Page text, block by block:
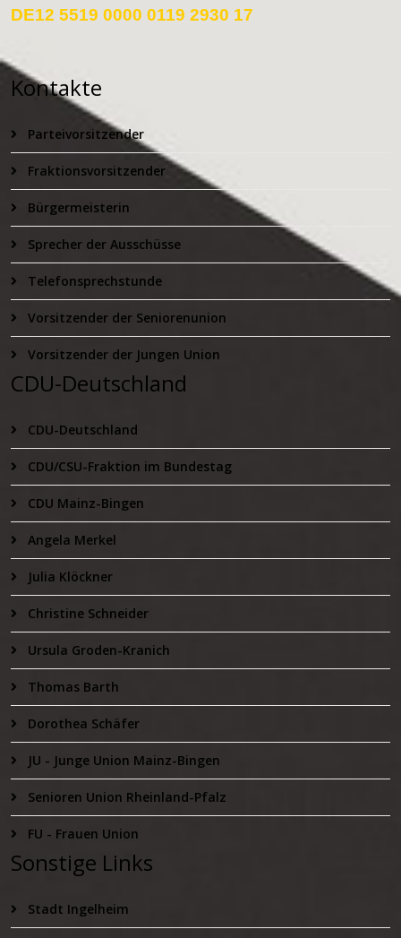
DE12 5519 0000 0119 2930 17
Kontakte
Parteivorsitzender
Fraktionsvorsitzender
Bürgermeisterin
Sprecher der Ausschüsse
Telefonsprechstunde
Vorsitzender der Seniorenunion
Vorsitzender der Jungen Union
CDU-Deutschland
CDU-Deutschland
CDU/CSU-Fraktion im Bundestag
CDU Mainz-Bingen
Angela Merkel
Julia Klöckner
Christine Schneider
Ursula Groden-Kranich
Thomas Barth
Dorothea Schäfer
JU - Junge Union Mainz-Bingen
Senioren Union Rheinland-Pfalz
FU - Frauen Union
Sonstige Links
Stadt Ingelheim